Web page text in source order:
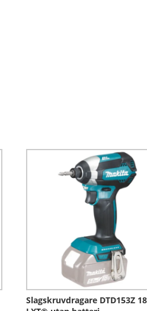
Slagskruvdragare DTD153Z